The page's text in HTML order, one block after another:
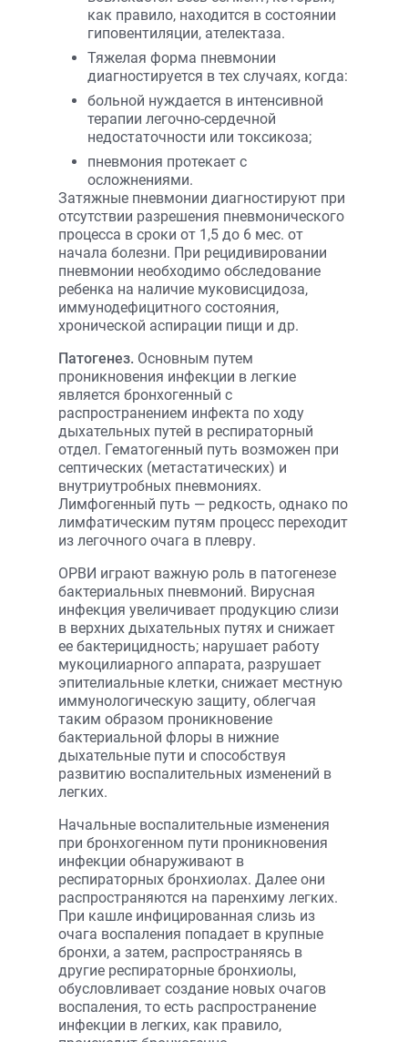
как правило, находится в состоянии
гиповентиляции, ателектаза.
Тяжелая форма пневмонии
диагностируется в тех случаях, когда:
больной нуждается в интенсивной
терапии легочно-сердечной
недостаточности или токсикоза;
пневмония протекает с
осложнениями.
Затяжные пневмонии диагностируют при
отсутствии разрешения пневмонического
процесса в сроки от 1,5 до 6 мес. от
начала болезни. При рецидивировании
пневмонии необходимо обследование
ребенка на наличие муковисцидоза,
иммунодефицитного состояния,
хронической аспирации пищи и др.
Патогенез. Основным путем
проникновения инфекции в легкие
является бронхогенный с
распространением инфекта по ходу
дыхательных путей в респираторный
отдел. Гематогенный путь возможен при
септических (метастатических) и
внутриутробных пневмониях.
Лимфогенный путь — редкость, однако по
лимфатическим путям процесс переходит
из легочного очага в плевру.
ОРВИ играют важную роль в патогенезе
бактериальных пневмоний. Вирусная
инфекция увеличивает продукцию слизи
в верхних дыхательных путях и снижает
ее бактерицидность; нарушает работу
мукоцилиарного аппарата, разрушает
эпителиальные клетки, снижает местную
иммунологическую защиту, облегчая
таким образом проникновение
бактериальной флоры в нижние
дыхательные пути и способствуя
развитию воспалительных изменений в
легких.
Начальные воспалительные изменения
при бронхогенном пути проникновения
инфекции обнаруживают в
респираторных бронхиолах. Далее они
распространяются на паренхиму легких.
При кашле инфицированная слизь из
очага воспаления попадает в крупные
бронхи, а затем, распространяясь в
другие респираторные бронхиолы,
обусловливает создание новых очагов
воспаления, то есть распространение
инфекции в легких, как правило,